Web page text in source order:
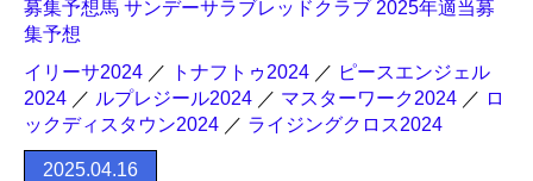
募集予想馬 サンデーサラブレッドクラブ 2025年適当募
集予想
イリーサ2024 ／ トナフトゥ2024 ／ ピースエンジェル
2024 ／ ルプレジール2024 ／ マスターワーク2024 ／ ロ
ックディスタウン2024 ／ ライジングクロス2024
2025.04.16